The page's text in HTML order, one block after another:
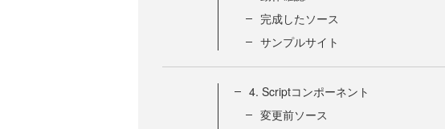
完成したソース
サンプルサイト
4. Scriptコンポーネント
変更前ソース